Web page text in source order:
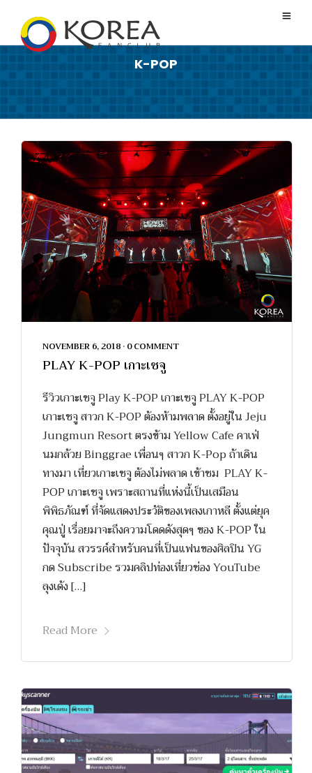
K-POP
NOVEMBER 6, 2018 • 0 COMMENT
PLAY K-POP เกาะเชจู
รีวิวเกาะเชจู Play K-POP เกาะเชจู PLAY K-POP
เกาะเชจู สาวก K-POP ต้องห้ามพลาด ตั้งอยู่ใน Jeju
Jungmun Resort ตรงข้าม Yellow Cafe คาเฟ่
นมกล้วย Binggrae เพื่อนๆ สาวก K-Pop ถ้าเดิน
ทางมา เที่ยวเกาะเชจู ต้องไม่พลาด เข้าชม PLAY K-
POP เกาะเชจู เพราะสถานที่แห่งนี้เป็นเสมือน
พิพิธภัณฑ์ ที่จัดแสดงประวัติของเพลงเกาหลี ตั้งแต่ยุค
คุณปู่ เรื่อยมาจะถึงความโดดดังสุดๆ ของ K-POP ใน
ปัจจุบัน สวรรค์สำหรับคนที่เป็นแฟนของศิลปิน YG
กด Subscribe รวมคลิปท่องเที่ยวช่อง YouTube
ลุงเด้ง […]
Read More